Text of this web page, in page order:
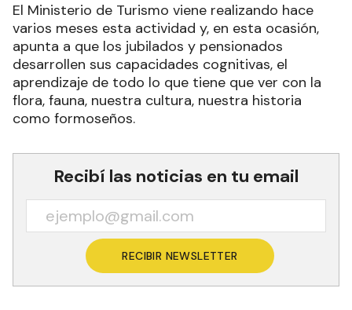
El Ministerio de Turismo viene realizando hace
varios meses esta actividad y, en esta ocasión,
apunta a que los jubilados y pensionados
desarrollen sus capacidades cognitivas, el
aprendizaje de todo lo que tiene que ver con la
flora, fauna, nuestra cultura, nuestra historia
como formoseños.
Recibí las noticias en tu email
RECIBIR NEWSLETTER